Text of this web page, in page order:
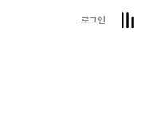
로그인